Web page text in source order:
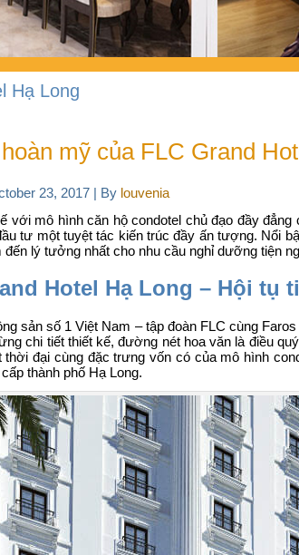
Hạ Long
mỹ của FLC Grand
23, 2017 | By louvenia
với mô hình căn hộ condotel chủ đạo đầy đẳng
tư một tuyệt tác kiến trúc đầy ấn tượng. Nổi
đến lý tưởng nhất cho nhu cầu nghỉ dưỡng tiện
Hotel Hạ Long – Hội tụ
sản số 1 Việt Nam – tập đoàn FLC cùng
chi tiết thiết kế, đường nét hoa văn là điều
thời đại cùng đặc trưng vốn có của mô hình
thành phố Hạ Long.